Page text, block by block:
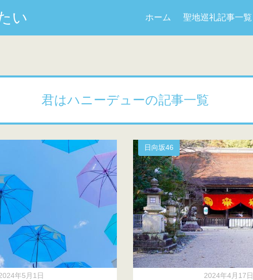
い ホーム 聖地巡礼記事一覧
君はハニーデューの記事一覧
年5月1日
日向坂46
2024年4月17日